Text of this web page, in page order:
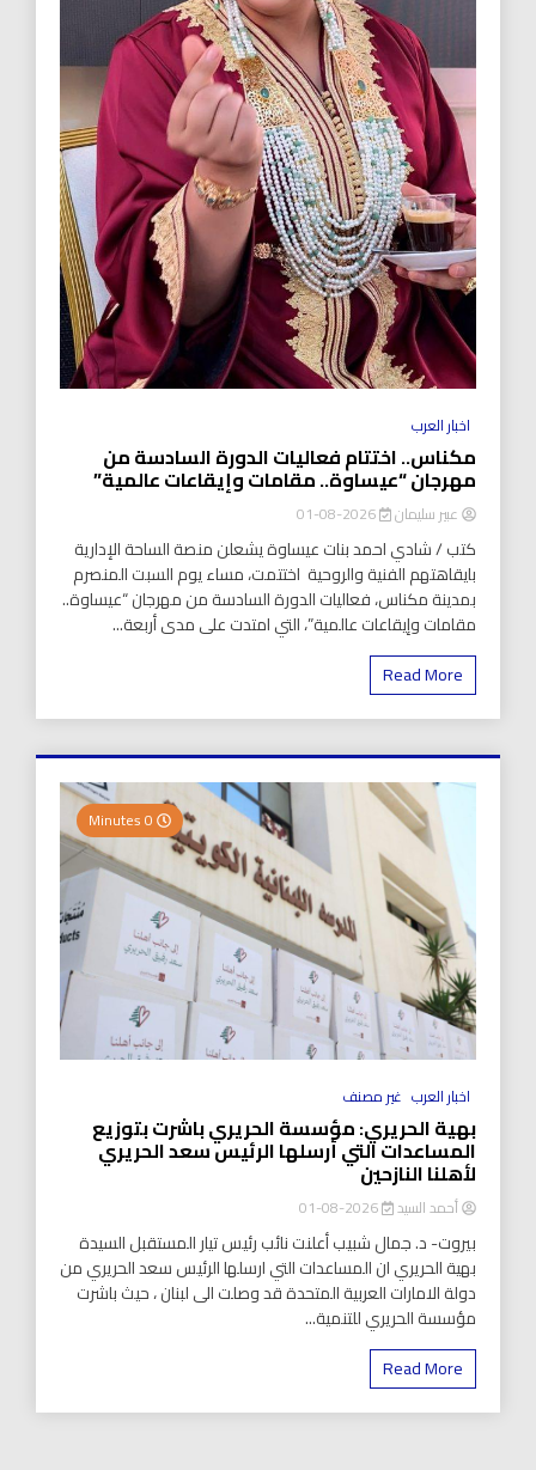
اخبار العرب
مكناس.. اختتام فعاليات الدورة السادسة من
مهرجان “عيساوة.. مقامات وإيقاعات عالمية”
عبير سليمان 2026-08-01
كتب / شادي احمد بنات عيساوة يشعلن منصة الساحة الإدارية
بايقاهتهم الفنية والروحية اختتمت، مساء يوم السبت المنصرم
بمدينة مكناس، فعاليات الدورة السادسة من مهرجان “عيساوة..
مقامات وإيقاعات عالمية”، التي امتدت على مدى أربعة...
Read More
اخبار العرب غير مصنف
بهية الحريري: مؤسسة الحريري باشرت بتوزيع
المساعدات التي أرسلها الرئيس سعد الحريري
لأهلنا النازحين
أحمد السيد 2026-08-01
بيروت- د. جمال شبيب أعلنت نائب رئيس تيار المستقبل السيدة
بهية الحريري ان المساعدات التي ارسلها الرئيس سعد الحريري من
دولة الامارات العربية المتحدة قد وصلت الى لبنان ، حيث باشرت
مؤسسة الحريري للتنمية...
Read More